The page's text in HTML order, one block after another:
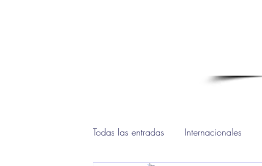
Todas las entradas Internacionales